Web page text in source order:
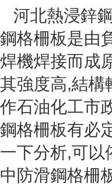
河北熱浸鋅
鋼格柵板是由
焊機焊接而成
其強度高,結構
作石油化工市
鋼格柵板有必
一下分析,可以
中防滑鋼格柵